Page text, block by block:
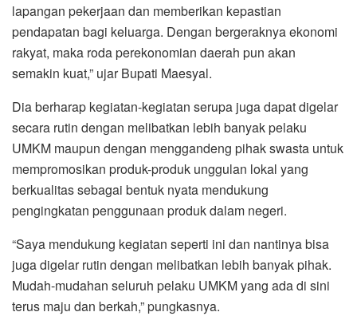
lapangan pekerjaan dan memberikan kepastian
pendapatan bagi keluarga. Dengan bergeraknya ekonomi
rakyat, maka roda perekonomian daerah pun akan
semakin kuat,” ujar Bupati Maesyal.
Dia berharap kegiatan-kegiatan serupa juga dapat digelar
secara rutin dengan melibatkan lebih banyak pelaku
UMKM maupun dengan menggandeng pihak swasta untuk
mempromosikan produk-produk unggulan lokal yang
berkualitas sebagai bentuk nyata mendukung
pengingkatan penggunaan produk dalam negeri.
“Saya mendukung kegiatan seperti ini dan nantinya bisa
juga digelar rutin dengan melibatkan lebih banyak pihak.
Mudah-mudahan seluruh pelaku UMKM yang ada di sini
terus maju dan berkah,” pungkasnya.